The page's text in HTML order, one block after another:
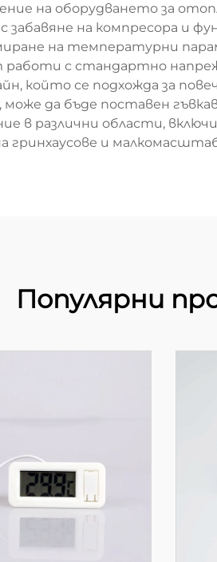
на оборудването за
на компресора и
на температурни
с стандартно
който се подхожда за
може да бъде поставен
в различни области,
гринхаусове и
Популярни